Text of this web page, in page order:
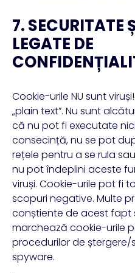
7. SECURITATE
LEGATE DE
Cookie-urile NU sunt
„plain text”. Nu sunt
că nu pot fi executate
consecință, nu se pot
rețele pentru a se rula
nu pot îndeplini aceste
viruși. Cookie-urile pot fi
scopuri negative. Multe
conștiente de acest fapt
marchează cookie-urile
procedurilor de
spyware.